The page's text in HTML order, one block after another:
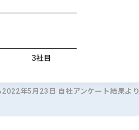
年5月23日 自社アンケート結果より